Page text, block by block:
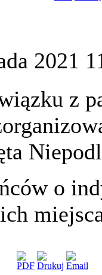
2021
z
o